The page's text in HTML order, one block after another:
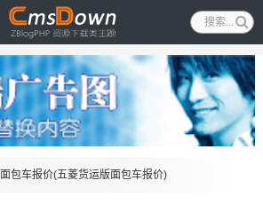
面包车报价(五菱货运版面包车报价)